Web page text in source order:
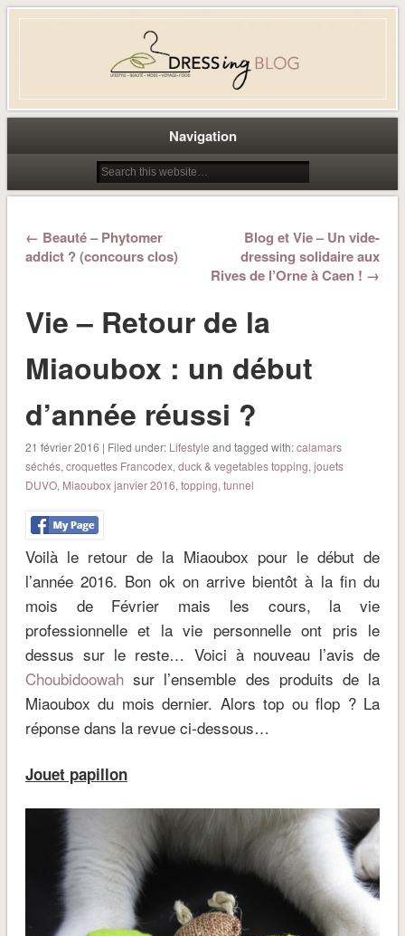
Dress-ing – Blog lifestyle beauté
mode à Caen
Navigation
← Beauté – Phytomer
addict ? (concours clos)
Blog et Vie – Un vide-
dressing solidaire aux
Rives de l’Orne à Caen ! →
Vie – Retour de la
Miaoubox : un début
d’année réussi ?
21 février 2016 | Filed under: Lifestyle and tagged with:calamars
séchés, croquettes Francodex, duck & vegetables topping, jouets
DUVO, Miaoubox janvier 2016, topping, tunnel
Voilà le retour de la Miaoubox pour le début de
l’année 2016. Bon ok on arrive bientôt à la fin du
mois de Février mais les cours, la vie
professionnelle et la vie personnelle ont pris le
dessus sur le reste… Voici à nouveau l’avis de
Choubidoowahsur l’ensemble des produits de la
Miaoubox du mois dernier. Alors top ou flop ? La
réponse dans la revue ci-dessous…
Jouet papillon